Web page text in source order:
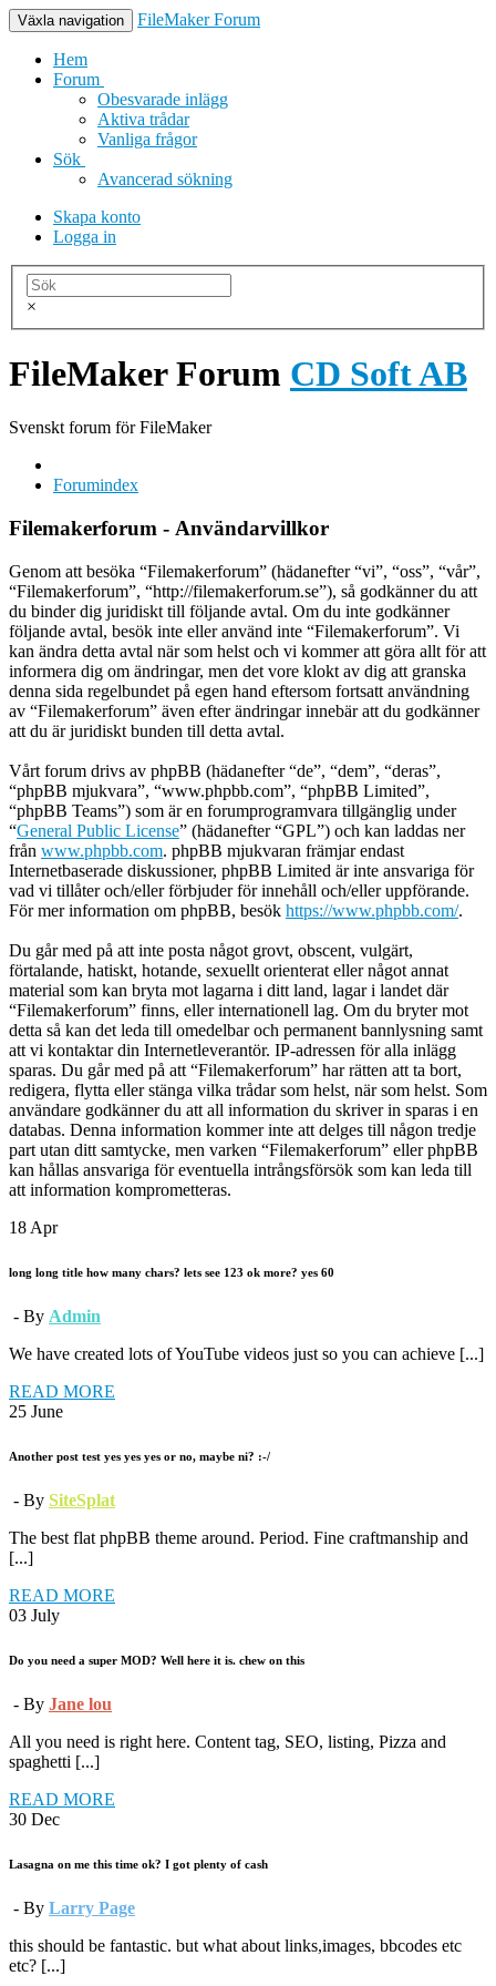
Växla navigation FileMaker Forum
Hem
Forum
Obesvarade inlägg
Aktiva trådar
Vanliga frågor
Sök
Avancerad sökning
Skapa konto
Logga in
×
FileMaker Forum CD Soft AB
Svenskt forum för FileMaker
Forumindex
Filemakerforum - Användarvillkor
Genom att besöka “Filemakerforum” (hädanefter “vi”, “oss”, “vår”,
“Filemakerforum”, “http://filemakerforum.se”), så godkänner du att
du binder dig juridiskt till följande avtal. Om du inte godkänner
följande avtal, besök inte eller använd inte “Filemakerforum”. Vi
kan ändra detta avtal när som helst och vi kommer att göra allt för att
informera dig om ändringar, men det vore klokt av dig att granska
denna sida regelbundet på egen hand eftersom fortsatt användning
av “Filemakerforum” även efter ändringar innebär att du godkänner
att du är juridiskt bunden till detta avtal.
Vårt forum drivs av phpBB (hädanefter “de”, “dem”, “deras”,
“phpBB mjukvara”, “www.phpbb.com”, “phpBB Limited”,
“phpBB Teams”) som är en forumprogramvara tillgänglig under
“General Public License” (hädanefter “GPL”) och kan laddas ner
från www.phpbb.com. phpBB mjukvaran främjar endast
Internetbaserade diskussioner, phpBB Limited är inte ansvariga för
vad vi tillåter och/eller förbjuder för innehåll och/eller uppförande.
För mer information om phpBB, besök https://www.phpbb.com/.
Du går med på att inte posta något grovt, obscent, vulgärt,
förtalande, hatiskt, hotande, sexuellt orienterat eller något annat
material som kan bryta mot lagarna i ditt land, lagar i landet där
“Filemakerforum” finns, eller internationell lag. Om du bryter mot
detta så kan det leda till omedelbar och permanent bannlysning samt
att vi kontaktar din Internetleverantör. IP-adressen för alla inlägg
sparas. Du går med på att “Filemakerforum” har rätten att ta bort,
redigera, flytta eller stänga vilka trådar som helst, när som helst. Som
användare godkänner du att all information du skriver in sparas i en
databas. Denna information kommer inte att delges till någon tredje
part utan ditt samtycke, men varken “Filemakerforum” eller phpBB
kan hållas ansvariga för eventuella intrångsförsök som kan leda till
att information komprometteras.
18 Apr
long long title how many chars? lets see 123 ok more? yes 60
- By Admin
We have created lots of YouTube videos just so you can achieve [...]
READ MORE
25 June
Another post test yes yes yes or no, maybe ni? :-/
- By SiteSplat
The best flat phpBB theme around. Period. Fine craftmanship and
[...]
READ MORE
03 July
Do you need a super MOD? Well here it is. chew on this
- By Jane lou
All you need is right here. Content tag, SEO, listing, Pizza and
spaghetti [...]
READ MORE
30 Dec
Lasagna on me this time ok? I got plenty of cash
- By Larry Page
this should be fantastic. but what about links,images, bbcodes etc
etc? [...]